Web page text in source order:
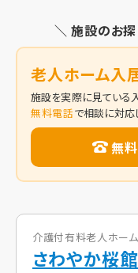
＼ 施設のお
老人ホーム入
施設を実際に見ている
無料電話で相談に対応
無
介護付有料老人ホーム
さわやか桜館